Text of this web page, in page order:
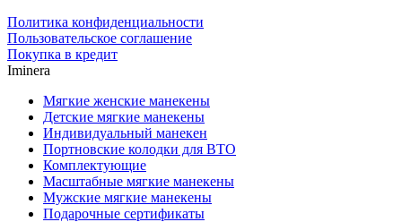
Политика конфиденциальности
Пользовательское соглашение
Покупка в кредит
Iminera
Мягкие женские манекены
Детские мягкие манекены
Индивидуальный манекен
Портновские колодки для ВТО
Комплектующие
Масштабные мягкие манекены
Мужские мягкие манекены
Подарочные сертификаты